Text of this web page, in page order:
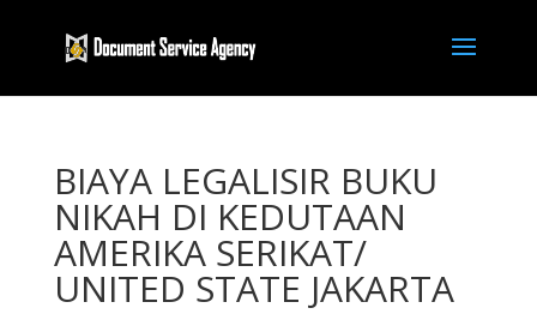
BIAYA LEGALISIR BUKU
NIKAH DI KEDUTAAN
AMERIKA SERIKAT/
UNITED STATE JAKARTA